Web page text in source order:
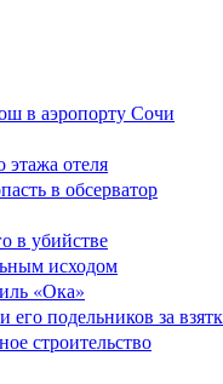
в аэропорту Сочи
этажа отеля
в обсерватор
в убийстве
исходом
«Ока»
подельников за
строительство